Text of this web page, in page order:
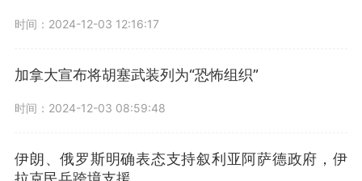
时间：2024-12-03 12:16:17
加拿大宣布将胡塞武装列为“恐怖组织”
时间：2024-12-03 08:59:48
伊朗、俄罗斯明确表态支持叙利亚阿萨德政府，伊